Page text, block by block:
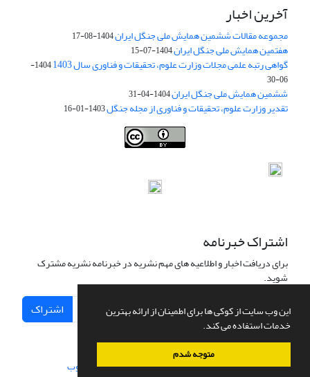
این وب سایت از کوکی ها برای اطمینان از ارائه بهترین
خدمات استفاده می کند.
متوجه شدم
آخرین اخبار
مجموعه مقالات ششمین همایش ملی جنگل ایران1404-08-17
هفتمین همایش ملی جنگل ایران1404-07-15
گواهی رتبه علمی مجلات وزارت علوم، تحقیقات و فناوری سال 1403
1404-
06-30
ششمین همایش ملی جنگل ایران1404-04-31
تقدیر وزارت علوم، تحقیقات و فناوری از مجله جنگل1403-01-16
اشتراک خبرنامه
برای دریافت اخبار و اطلاعیه های مهم نشریه در خبرنامه نشریه مشترک
شوید.
اشتراک
سامانه مدیریت نشریات علمی.طراحی و پیاده سازی از سیناوب